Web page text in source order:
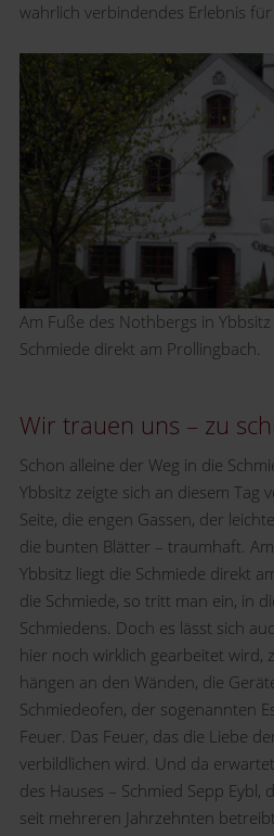
wahrlich verbindendes Erlebnis
Am Fuße des Nothbergs in
Schmiede direkt am Prollingbach.
Wir trauen uns – zu
Schon alleine der Weg in die
Ybbsitz zeigte sich an diesem Tag
Seite, die engen Gassen, der
die bunten Blätter – traumhaft.
Ybbsitz liegt die Schmiede direkt
die Schmiede, so tritt man ein, in
Schmiedens. Doch es lässt sich
hier noch wirklich gearbeitet wird,
hängen an den Wänden, die
Schmiedeofen, der sogenannten
Feuer. Das Feuer, das die Liebe
verbildlichen wird. Und da
des Hauses – Schmied Sepp Eybl,
seit mehreren Jahrzehnten betreibt.